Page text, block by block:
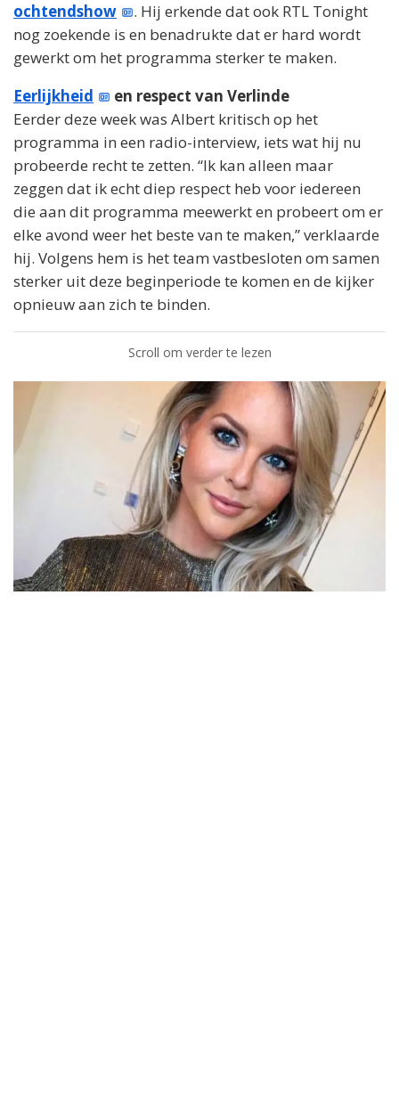
ochtendshow
. Hij erkende dat ook RTL Tonight
nog zoekende is en benadrukte dat er hard wordt
gewerkt om het programma sterker te maken.
Eerlijkheid
en respect van Verlinde
Eerder deze week was Albert kritisch op het
programma in een radio-interview, iets wat hij nu
probeerde recht te zetten. “Ik kan alleen maar
zeggen dat ik echt diep respect heb voor iedereen
die aan dit programma meewerkt en probeert om er
elke avond weer het beste van te maken,” verklaarde
hij. Volgens hem is het team vastbesloten om samen
sterker uit deze beginperiode te komen en de kijker
opnieuw aan zich te binden.
Scroll om verder te lezen